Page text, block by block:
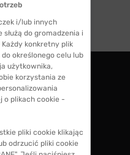
14 DNI
chcesz zostawić
i/lub innych
do gromadzenia i
konkretny plik
określonego celu lub
użytkownika,
korzystania ze
o plikach cookie -
pliki cookie klikając
odrzucić pliki cookie